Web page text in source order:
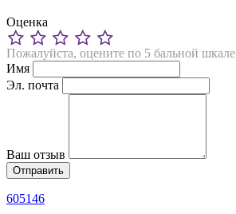
Оценка
Пожалуйста, оцените по 5 бальной шкале
Имя
Эл. почта
Ваш отзыв
605146